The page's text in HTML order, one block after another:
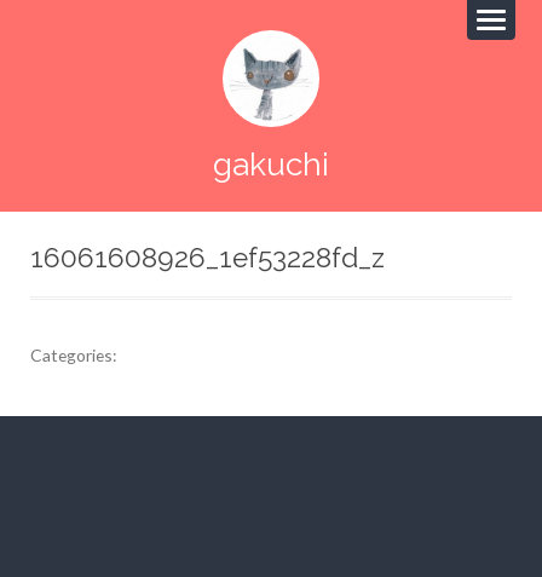
gakuchi
16061608926_1ef53228fd_z
Categories: